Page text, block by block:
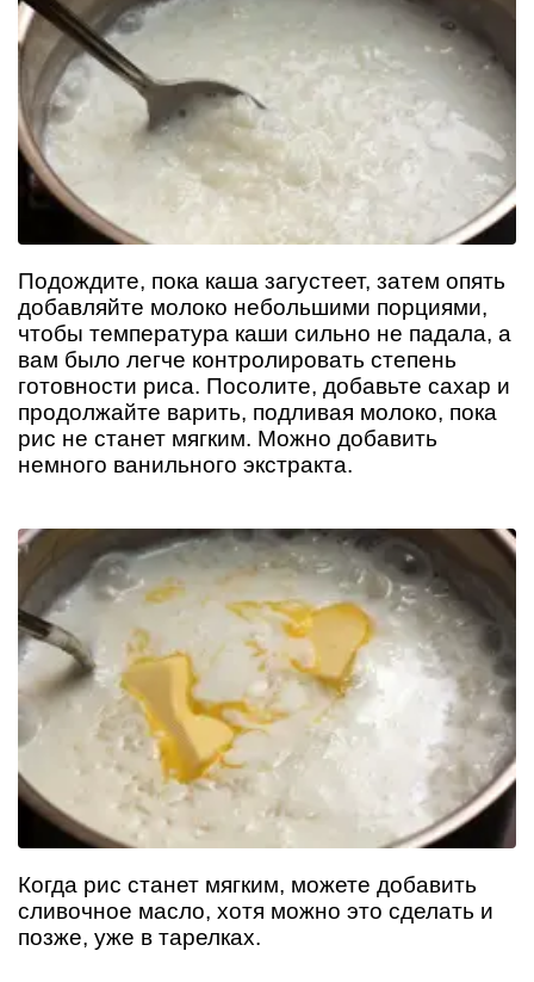
Подождите, пока каша загустеет, затем опять
добавляйте молоко небольшими порциями,
чтобы температура каши сильно не падала, а
вам было легче контролировать степень
готовности риса. Посолите, добавьте сахар и
продолжайте варить, подливая молоко, пока
рис не станет мягким. Можно добавить
немного ванильного экстракта.
Когда рис станет мягким, можете добавить
сливочное масло, хотя можно это сделать и
позже, уже в тарелках.